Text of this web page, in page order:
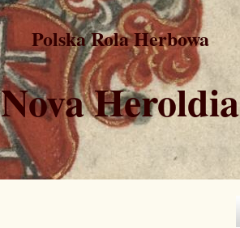
Polska Rola Herbowa
Nova Heroldia